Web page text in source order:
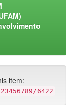
item:
6422